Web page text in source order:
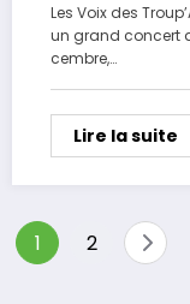
Les Voix des
un grand concert
cembre,…
Lire la suite
Pagination
1 2